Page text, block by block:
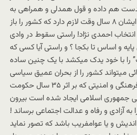
هم داده و قول همدلی و همراهی به
آقای خاتمی بدهند! ايشان ۸ سال وقت لازم دارد که کشور را باز
انتخاب احمدی نژاد! راستی سقوط در وادی
و اساس تا بکجا ؟ و راستی آيا کسی که
را با خود يدک ميکشد با يک چنين ساده
ميتواند کشور را از بحران عميق سياسی
و اقتصادی و اخلاقی و فرهنگی و امنيتی که بر اثر ۳۵ سال حکومت
جمهوری اسلامی ايجاد شده است بيرون
به آزادی و رفاه و عدالت اجتماعی برساند !
و يا عوامفريب باشد که تصور نمايد